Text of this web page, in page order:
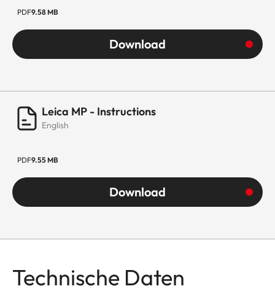
PDF9.58 MB
Download
Leica MP - Instructions
English
PDF9.55 MB
Download
Technische Daten